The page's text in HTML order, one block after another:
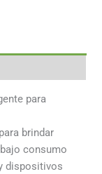
para
brindar
consumo
dispositivos